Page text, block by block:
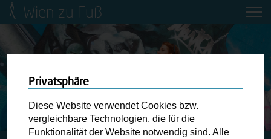
Wien zu Fuß
Mobilitätsbildung für Kinder und
Jugendliche
Ringstraße-Neugestaltung
Wiener Fußwegekarte
Privatsphäre
Diese Website verwendet Cookies bzw.
vergleichbare Technologien, die für die
Funktionalität der Website notwendig sind. Alle